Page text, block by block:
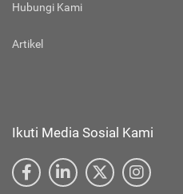
Hubungi Kami
Artikel
Ikuti Media Sosial Kami